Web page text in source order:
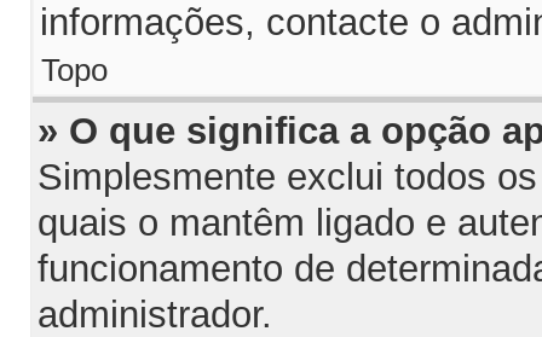
informações, contacte o
Topo
» O que significa a opção
Simplesmente exclui todos
quais o mantêm ligado e
funcionamento de
administrador.